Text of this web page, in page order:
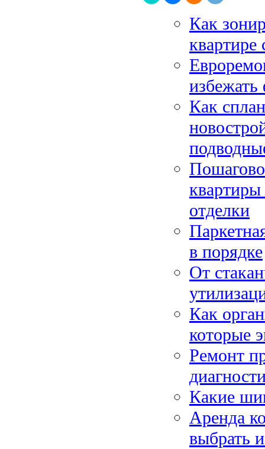
Как
Как
отделки
в порядке
От
Как
которые
Ремонт
Какие
Аренда
выбрать